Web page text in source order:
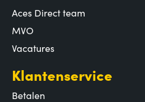
Aces Direct team
MVO
Vacatures
Klantenservice
Betalen